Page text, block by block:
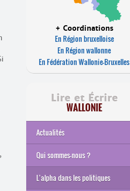
+ Coordinations
En Région bruxelloise
En Région wallonne
En Fédération Wallonie-Bruxelles
Lire et Écrire
WALLONIE
Actualités
Qui sommes-nous ?
Nos missions
Nos mandats
Notre histoire
Instances de l’ASBL
Équipe
Rapport d’activités
L’alpha dans les politiques